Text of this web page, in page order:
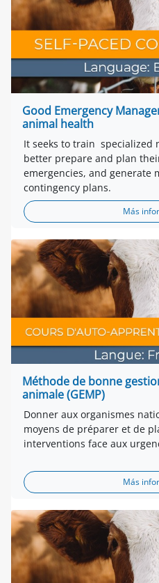
Good Emergency
animal health
It seeks to train specialized
better prepare and plan
emergencies, and generate
contingency plans.
Más
Méthode de bonne
animale (GEMP)
Donner aux organismes
moyens de préparer et de
interventions face aux
Más